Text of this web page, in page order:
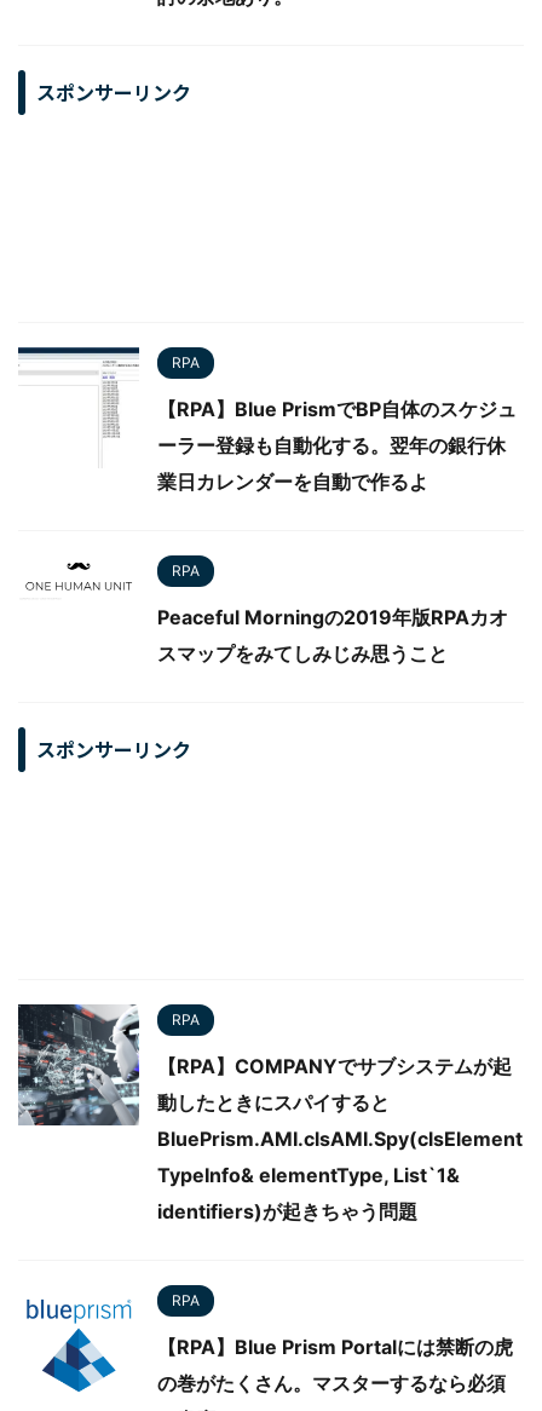
スポンサーリンク
RPA
【RPA】Blue PrismでBP自体のスケジュ
ーラー登録も自動化する。翌年の銀行休
業日カレンダーを自動で作るよ
RPA
Peaceful Morningの2019年版RPAカオ
スマップをみてしみじみ思うこと
スポンサーリンク
RPA
【RPA】COMPANYでサブシステムが起
動したときにスパイすると
BluePrism.AMI.clsAMI.Spy(clsElement
TypeInfo& elementType, List`1&
identifiers)が起きちゃう問題
RPA
【RPA】Blue Prism Portalには禁断の虎
の巻がたくさん。マスターするなら必須